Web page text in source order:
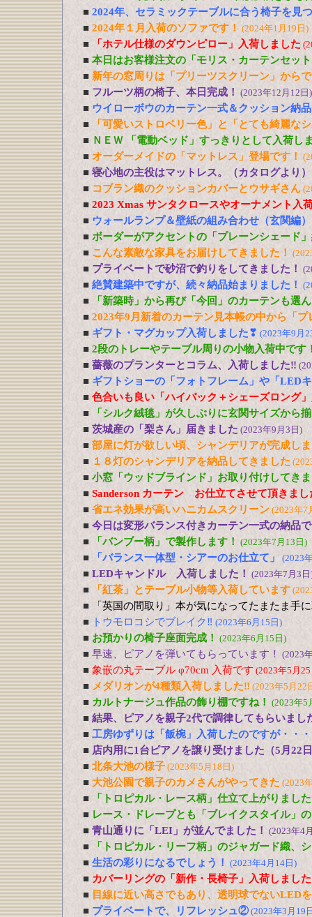
■ 2024年、セラミックテーブルに合う椅子を見
■ 2024年１月入荷のソファです！ (2024年1月19日)
■ 「ホテル仕様のダウンピロー」入荷しました
■ 本日はお客様注文の「モリス・カーテンセッ
■ 新年の窓周りは「プリーツスクリーン」から
■ フルーツ柄の椅子、本日完成！ (2023年12月12日)
■ ウイローボウのカーテン一式＆クッション納
■
「可愛いストロベリー色」と「とても綺麗な
■ ＮＥＷ 「電動ベッド」すっきりとして入荷し
■ オーダーメイドの「マットレス」登場です！
■ 寝心地の主役はマットレス。（カタログより）
■ コブラン織のクッションカバーとウサギさん
■ 2023 Xmas サンタクロースやオーナメント入
■ ウォールランプ＆壁紙の組み合わせ（玄関編）
■ ボーダーがアクセントの「プレーンシェード
■ こんな素敵な家具をお届けしてきました！
■ プライベートで砂沼で釣りをしてきました！
■ 絶賛建築中ですが、続々納品始まりました！
■
「新築時」から再び「今回」のカーテンも選
■ 2023年9月新着のカーテン見本帳の中から「
■ ギフト・マグカップ入荷しました❣ (2023年9月
■ 2段のトレーやテーブル周りの小物入荷中です
■ 薔薇のプランターとコラム、入荷しました‼
■ ギフトショーの「フォトフレーム」や「LED
■ 色合いも良い「ハイバック＋シェーズロング
■
「シルク絨毯」が久しぶりに玄関サイズから
■ 茨城産の「梨さん」届きました (2023年9月3日)
■ 部屋に灯が欲しい頃、シャンデリアが完成し
■ １８灯のシャンデリアを納品してきました
■ 小窓「ウッドブラインド」お取り付けしてき
■ Sanderson カーテン お仕立てさせて頂きまし
■ 省エネ効果が高いハニカムスクリーン (2023年7
■ 今日は変形バランス付きカーテン一式の納品
■
「バンブー柄」で製作します！ (2023年7月13日)
■ 「バランス一体型・シアーのお仕立て」 (2023
■ LEDキャンドル 入荷しました！ (2023年7月3日
■ 「紅茶」とテーブル小物等入荷しています
■
「英国の間取り」本が気になってたまたま手
■
トウモロコシでブレイク‼ (2023年6月15日)
■ お預かりの椅子座面完成！ (2023年6月15日)
■ 早速、ピアノを弾いてもらっています！ (2023
■ 象嵌の丸テーブル φ70cm 入荷です (2023年5月
■ メダリオンが4種類入荷しました‼ (2023年5月22
■ カルトナージュ作品の飾り棚ですね！ (2023年5
■ 結果、ピアノを親子2代で調律してもらいまし
■ 工房ゆずりは「飯椀」入荷したのですが・・・
■ 店内用に1台ピアノを譲り受けました（5月22
■ 北条大池の様子 (2023年5月18日)
■ 大池公園で親子のカメさんがやってきた (2023
■ 「トロピカル・レース柄」仕立て上がりました
■ レース・ドレープとも「ブレイクスタイル」
■ 青山通りに「LEI」が並んでました！ (2023年4
■
「トロピカル・リーフ柄」のジャガード織、
■ 生活の彩りになるでしょう！ (2023年4月14日)
■ カバーリングの「新作・長椅子」入荷しまし
■ 目線に近い高さでもあり、透明球でないLED
■ プライベートで、リフレッシュ②(2023年3月19